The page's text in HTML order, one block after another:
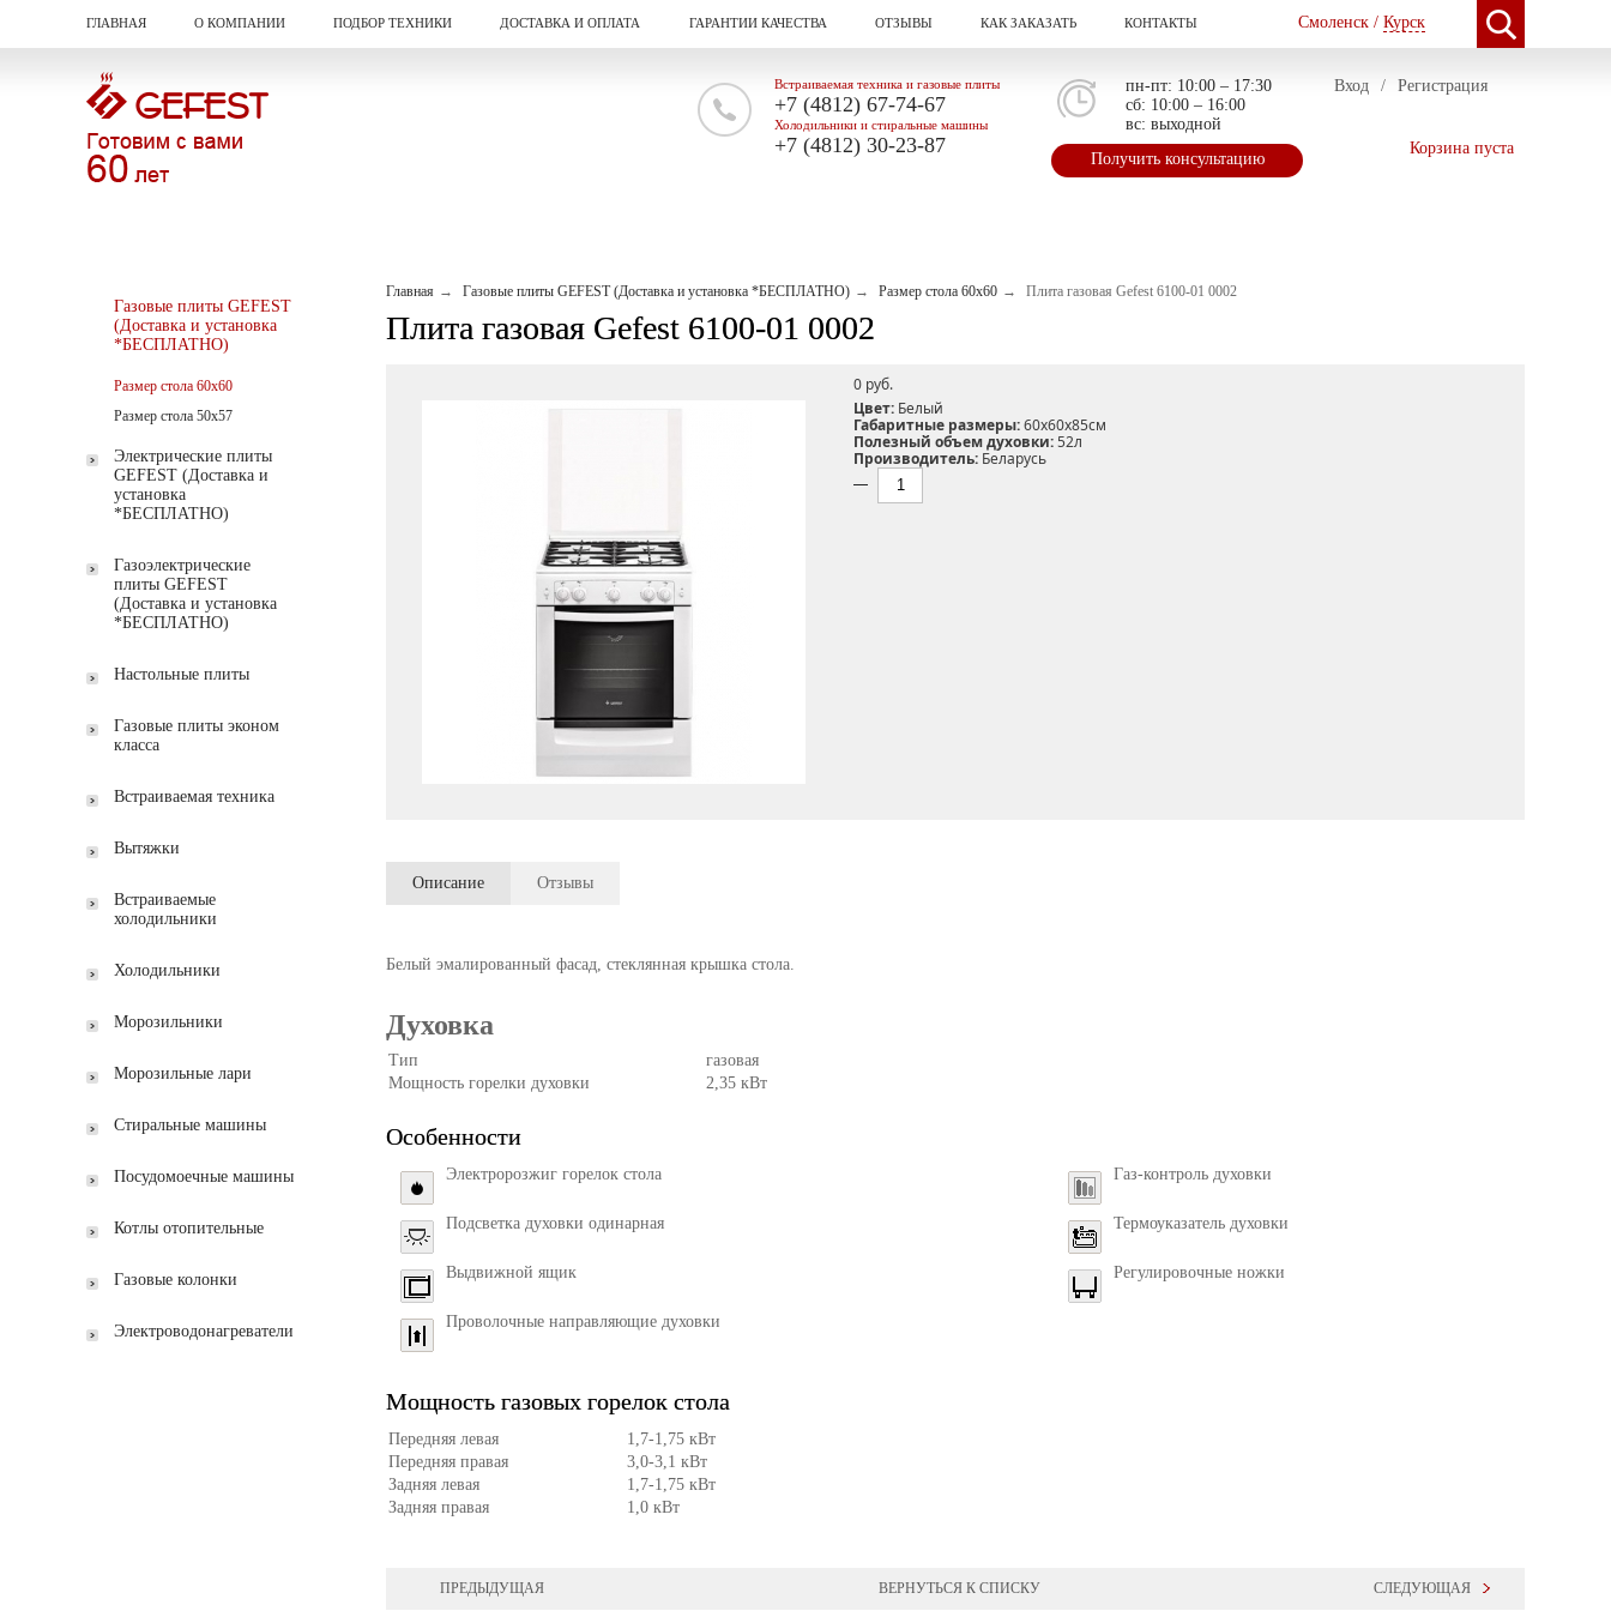
Получить консультацию
пн-пт: 10:00 – 17:30
сб: 10:00 – 16:00
вс: выходной
Встраиваемая техника и газовые плиты
+7 (4812) 67-74-67
Холодильники и стиральные машины
+7 (4812) 30-23-87
Смоленск / Курск
ГЛАВНАЯ О КОМПАНИИ ПОДБОР ТЕХНИКИ ДОСТАВКА И ОПЛАТА ГАРАНТИИ КАЧЕСТВА ОТЗЫВЫ КАК ЗАКАЗАТЬ КОНТАКТЫ
Вход / Регистрация
Корзина пуста
Главная Газовые плиты GEFEST (Доставка и установка *БЕСПЛАТНО) Размер стола 60х60 Плита газовая Gefest 6100-01 0002
Плита газовая Gefest 6100-01 0002
0 pуб.
Цвет: Белый
Габаритные размеры:60х60х85см
Полезный объем духовки:52л
Производитель: Беларусь
Описание Отзывы
Белый эмалированный фасад, стеклянная крышка стола.
Духовка
Тип
газовая
Мощность горелки духовки
2,35 кВт
Особенности
Электророзжиг горелок стола Газ-контроль духовки
Подсветка духовки одинарная Термоуказатель духовки
Выдвижной ящик Регулировочные ножки
Проволочные направляющие духовки
Мощность газовых горелок стола
Передняя левая
1,7-1,75 кВт
Передняя правая
3,0-3,1 кВт
Задняя левая
1,7-1,75 кВт
Задняя правая
1,0 кВт
ПРЕДЫДУЩАЯ ВЕРНУТЬСЯ К СПИСКУ СЛЕДУЮЩАЯ
Газовые плиты GEFEST
(Доставка и установка
*БЕСПЛАТНО)
Размер стола 60х60
Размер стола 50х57
Электрические плиты
GEFEST (Доставка и
установка
*БЕСПЛАТНО)
Газоэлектрические
плиты GEFEST
(Доставка и установка
*БЕСПЛАТНО)
Настольные плиты
Газовые плиты эконом
класса
Встраиваемая техника
Вытяжки
Встраиваемые
холодильники
Холодильники
Морозильники
Морозильные лари
Стиральные машины
Посудомоечные машины
Котлы отопительные
Газовые колонки
Электроводонагреватели